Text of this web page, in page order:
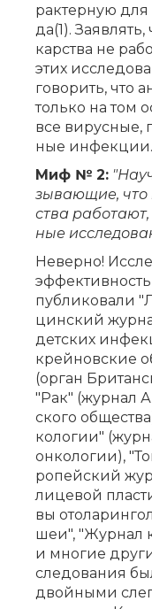
рак­тер­ную
да(1).
кар­ства не
этих
го­во­рить, что
толь­ко на том
все ви­рус­ные,
ные ин­фек­ции.
Миф № 2:
зы­ва­ю­щие, что
ства
ные
Не­вер­но!
пуб­ли­ко­ва­ли
цин­ский
дет­ских
крей­нов­ские
(ор­ган
"Рак" (жур­нал
ско­го
ко­ло­гии"
он­ко­ло­гии),
ро­пей­ский
ли­це­вой
вы
шеи", "Жур­нал
и мно­гие
сле­до­ва­ния
двой­ны­ми